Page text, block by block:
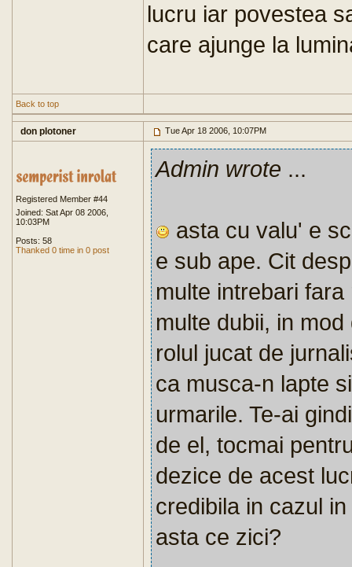
lucru iar povestea
care ajunge la
Back to top
don plotoner Tue Apr 18 2006, 10:07PM
Registered Member #44
Joined: Sat Apr 08 2006,
10:03PM
Posts: 58
Thanked 0 time in 0 post
Admin wrote ...
asta cu valu' e
e sub ape. Cit
multe intrebari
multe dubii, in
rolul jucat de
ca musca-n lapte
urmarile. Te-ai
de el, tocmai
dezice de acest
credibila in cazul
asta ce zici?